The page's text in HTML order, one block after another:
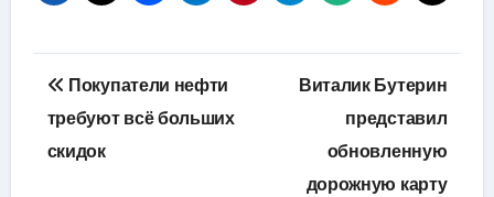
Навигация
по
записям
Покупатели нефти
требуют всё больших
скидок
Виталик Бутерин
представил
обновленную
дорожную карту